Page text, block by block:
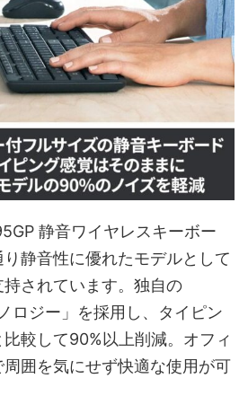
静音ワイヤレスキーボー
り静音性に優れたモデルとして
されています。独自の
ロジー」を採用し、タイピン
較して90%以上削減。オフィ
囲を気にせず快適な使用が可